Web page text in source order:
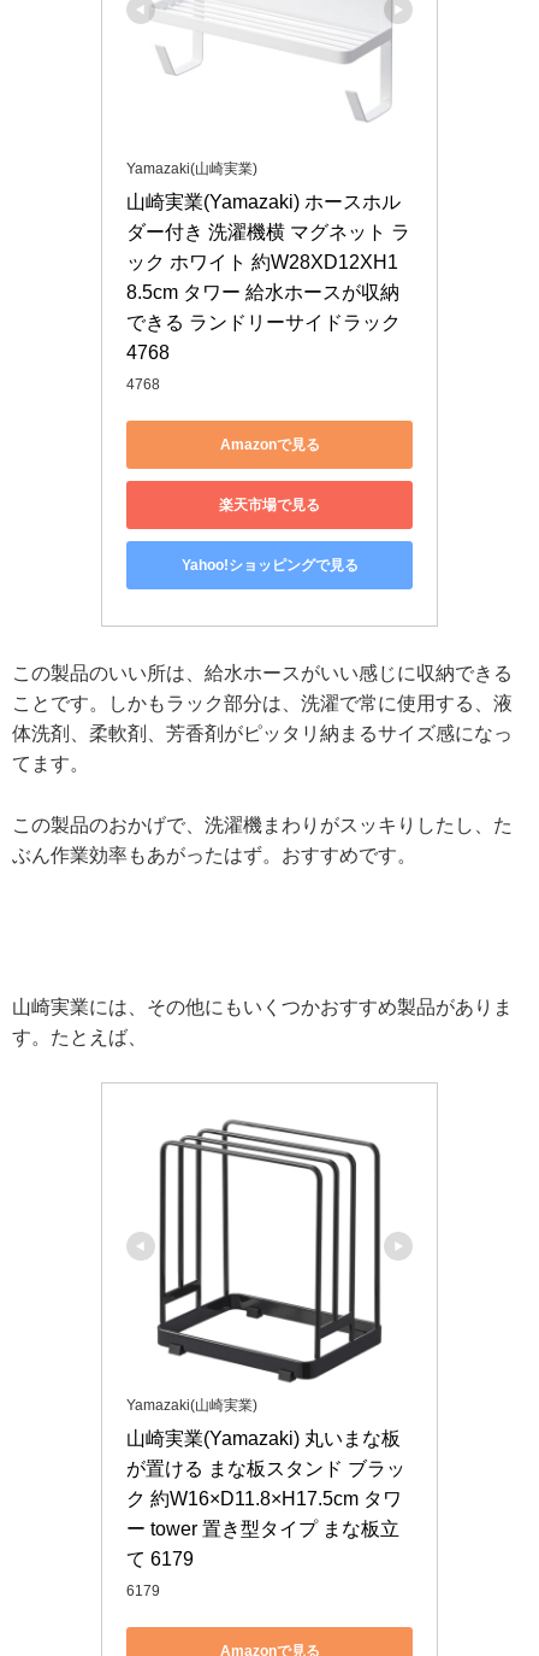
Yamazaki(山崎実業)
山崎実業(Yamazaki) ホースホル
ダー付き 洗濯機横 マグネット ラ
ック ホワイト 約W28XD12XH1
8.5cm タワー 給水ホースが収納
できる ランドリーサイドラック
4768
4768
Amazonで見る
楽天市場で見る
Yahoo!ショッピングで見る
この製品のいい所は、給水ホースがいい感じに収納できる
ことです。しかもラック部分は、洗濯で常に使用する、液
体洗剤、柔軟剤、芳香剤がピッタリ納まるサイズ感になっ
てます。
この製品のおかげで、洗濯機まわりがスッキりしたし、た
ぶん作業効率もあがったはず。おすすめです。
山崎実業には、その他にもいくつかおすすめ製品がありま
す。たとえば、
Yamazaki(山崎実業)
山崎実業(Yamazaki) 丸いまな板
が置ける まな板スタンド ブラッ
ク 約W16×D11.8×H17.5cm タワ
ー tower 置き型タイプ まな板立
て 6179
6179
Amazonで見る